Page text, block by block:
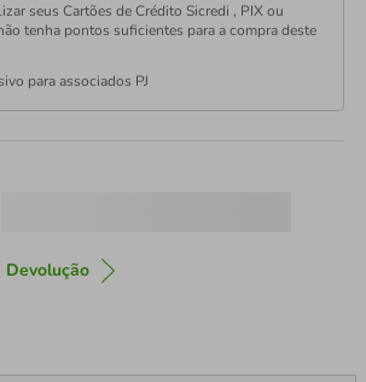
seus Cartões de Crédito Sicredi , PIX ou
tenha pontos suficientes para a compra deste
para associados PJ
Devolução